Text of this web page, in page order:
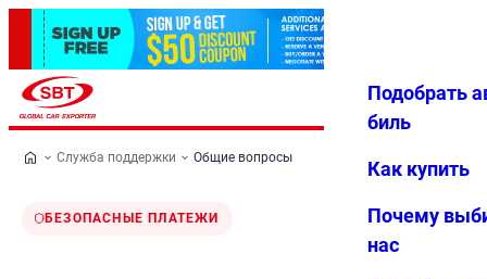
Избранн
Меню
Подобрать
биль
Как купить
Почему
нас
Служба поддержки Общие вопросы
БЕЗОПАСНЫЕ ПЛАТЕЖИ